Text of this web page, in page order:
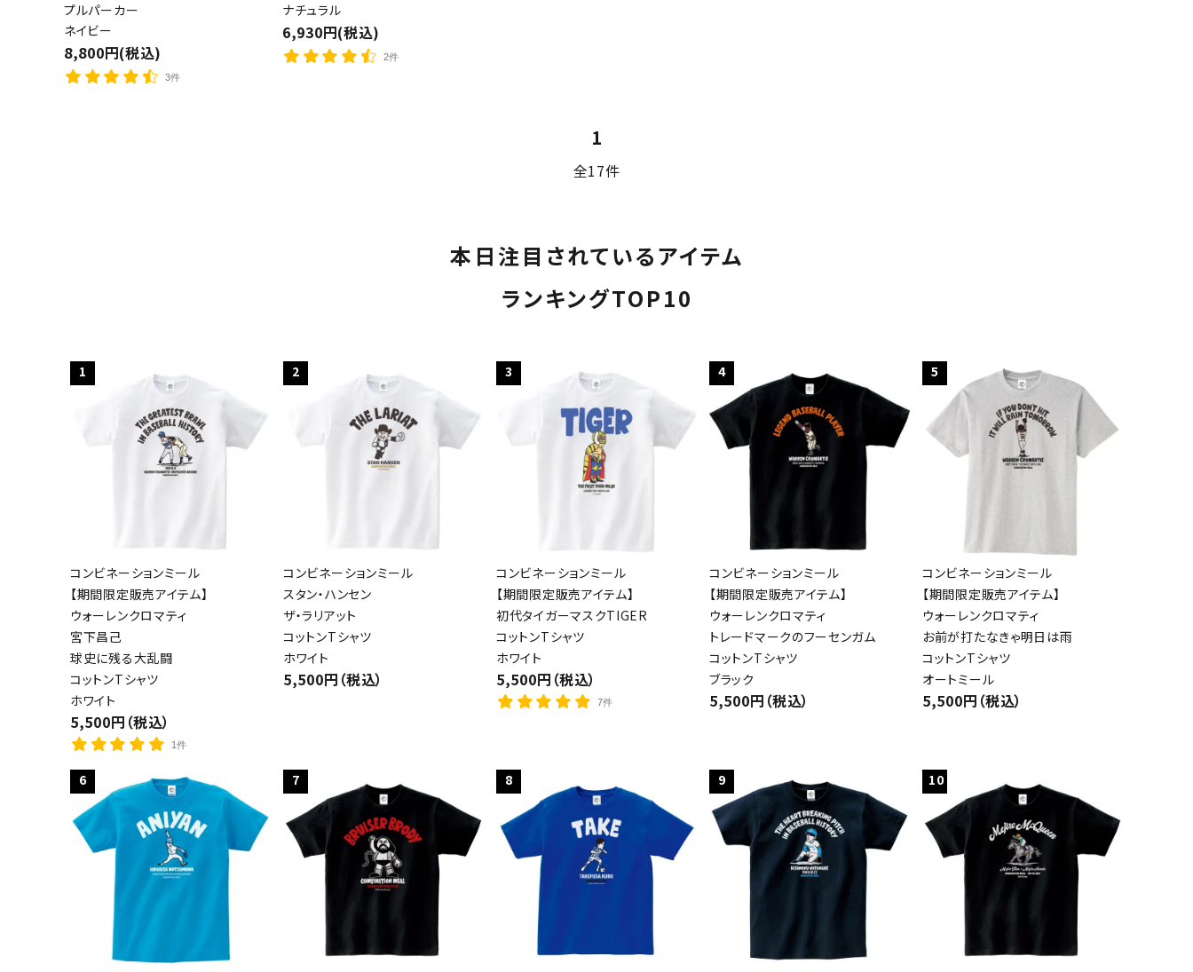
プルパーカー
ネイビー
8,800円(税込)
3件
ナチュラル
6,930円(税込)
2件
1
全17件
本日注目されているアイテム
ランキングTOP10
1
コンビネーションミール
【期間限定販売アイテム】
ウォーレンクロマティ
宮下昌己
球史に残る大乱闘
コットンTシャツ
ホワイト
5,500円（税込）
1件
2
コンビネーションミール
スタン・ハンセン
ザ・ラリアット
コットンTシャツ
ホワイト
5,500円（税込）
3
コンビネーションミール
【期間限定販売アイテム】
初代タイガーマスクTIGER
コットンTシャツ
ホワイト
5,500円（税込）
7件
4
コンビネーションミール
【期間限定販売アイテム】
ウォーレンクロマティ
トレードマークのフーセンガム
コットンTシャツ
ブラック
5,500円（税込）
5
コンビネーションミール
【期間限定販売アイテム】
ウォーレンクロマティ
お前が打たなきゃ明日は雨
コットンTシャツ
オートミール
5,500円（税込）
6 7 8 9 10